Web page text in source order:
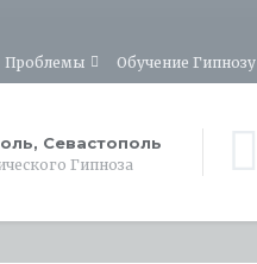
Проблемы Обучение Гипнозу
Севастополь
Гипноза